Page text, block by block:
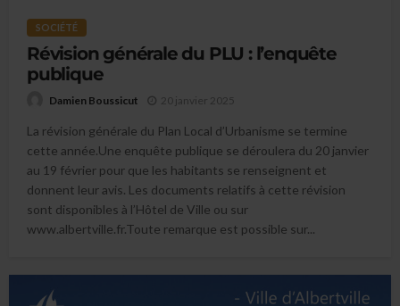
SOCIÉTÉ
Révision générale du PLU : l’enquête
publique
Damien Boussicut 20 janvier 2025
La révision générale du Plan Local d’Urbanisme se termine
cette année.Une enquête publique se déroulera du 20 janvier
au 19 février pour que les habitants se renseignent et
donnent leur avis. Les documents relatifs à cette révision
sont disponibles à l’Hôtel de Ville ou sur
www.albertville.fr.Toute remarque est possible sur...